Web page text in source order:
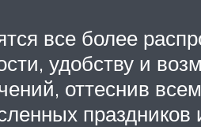
все более
удобству и
оттеснив
праздников